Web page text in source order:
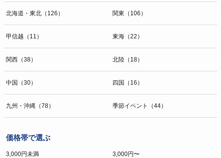
北海道・東北（126） 関東（106）
甲信越（11） 東海（22）
関西（38） 北陸（18）
中国（30） 四国（16）
九州・沖縄（78） 季節イベント（44）
価格帯で選ぶ
3,000円未満 3,000円〜